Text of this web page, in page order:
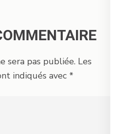
sera pas publiée. Les
indiqués avec *